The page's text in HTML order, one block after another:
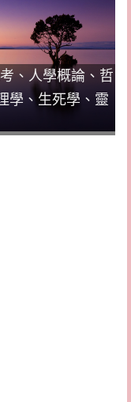
、人學概論、哲
學、生死學、靈